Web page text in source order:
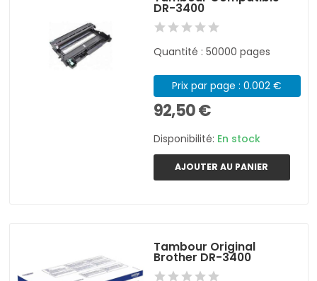
DR-3400
Quantité : 50000 pages
Prix par page : 0.002 €
92,50 €
Disponibilité: En stock
AJOUTER AU PANIER
Tambour Original
Brother DR-3400